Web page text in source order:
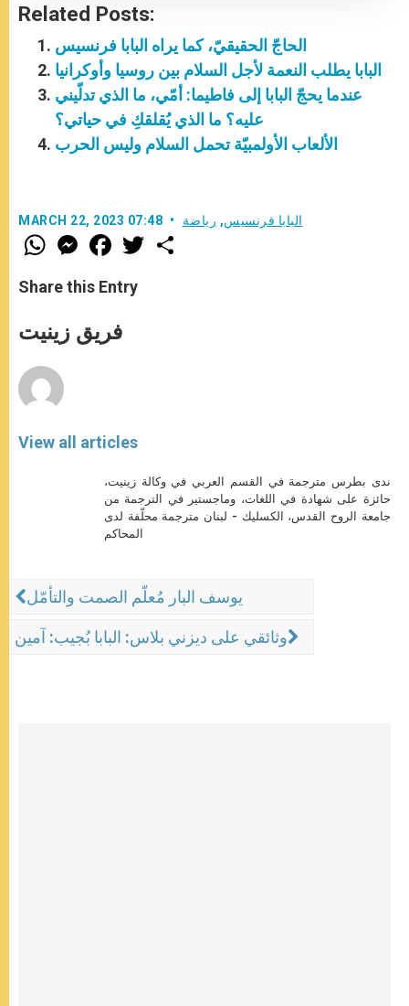
Related Posts:
الحاجّ الحقيقيّ، كما يراه البابا فرنسيس
البابا يطلب النعمة لأجل السلام بين روسيا وأوكرانيا
عندما يحجّ البابا إلى فاطيما: أمّي، ما الذي تدلّيني
عليه؟ ما الذي يُقلقكِ في حياتي؟
الألعاب الأولمبيّة تحمل السلام وليس الحرب
MARCH 22, 2023 07:48 البابا فرنسيس, رياضة
W
h
t
s
p
p
M
e
s
e
g
e
F
a
e
b
o
k
w
Share this Entry
فريق زينيت
View all articles
ندى بطرس مترجمة في القسم العربي في وكالة زينيت،
حائزة على شهادة في اللغات، وماجستير في الترجمة من
جامعة الروح القدس، الكسليك - لبنان مترجمة محلّفة لدى
المحاكم
يوسف البار مُعلّم الصمت والتأمّل
وثائقي على ديزني بلاس: البابا بُجيب: آمين